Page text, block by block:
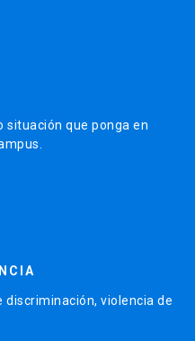
situación que ponga en
discriminación, violencia de